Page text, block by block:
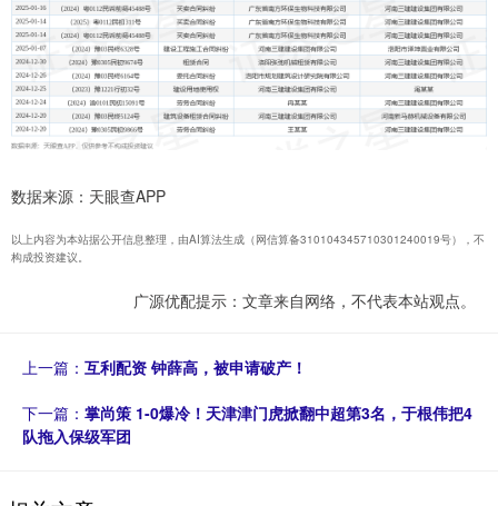
数据来源：天眼查APP
以上内容为本站据公开信息整理，由AI算法生成（网信算备310104345710301240019号），不
构成投资建议。
广源优配提示：文章来自网络，不代表本站观点。
上一篇： 互利配资 钟薛高，被申请破产！
下一篇： 掌尚策 1-0爆冷！天津津门虎掀翻中超第3名，于根伟把4
队拖入保级军团